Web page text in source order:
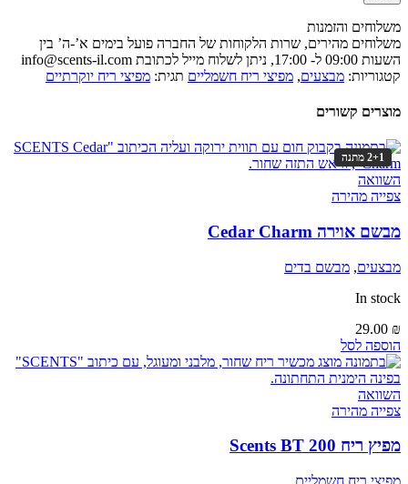
משלוחים והזמנות
משלוחים מהירים, שרות הלקוחות של החברה פועל בימים א’-ה’ בין
השעות 09:00 ל- 17:00, ניתן לשלוח מייל לכתובת info@scents-il.com
קטגוריות: מבצעים, מפיצי ריח חשמליים תגית: מפיצי ריח יוקרתיים
מוצרים קשורים
2+1 מתנה
השוואה
צפייה מהירה
מבשם אוירה Cedar Charm
מבצעים, מבשם בדים
In stock
29.00 ₪
הוספה לסל
השוואה
צפייה מהירה
מפיץ ריח Scents BT 200
מפיצי ריח חשמליים